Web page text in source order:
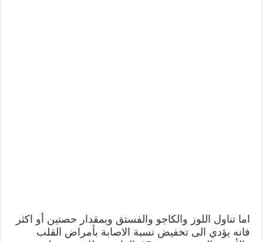
اما تناول اللوز والكاجو والفستق وبمقدار حصتين أو اكثر
فانه يؤدي الى تخفيض نسبة الاصابة بأمراض القلب